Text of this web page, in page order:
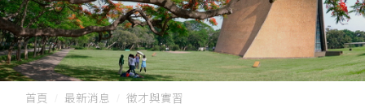
首頁 最新消息
徵才與實習